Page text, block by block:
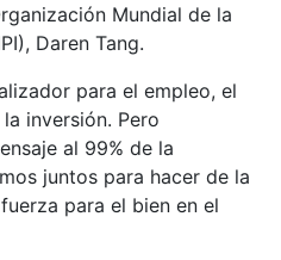
Mundial de la
Daren Tang.
para el empleo, el
inversión. Pero
al 99% de la
juntos para hacer de la
para el bien en el